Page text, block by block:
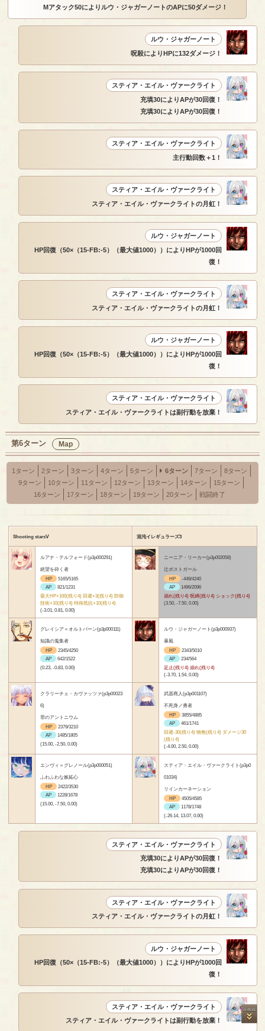
Mアタック50によりルウ・ジャガーノートのAPに50ダメージ！
ルウ・ジャガーノート
呪殺によりHPに132ダメージ！
スティア・エイル・ヴァークライト
充填30によりAPが30回復！
充填30によりAPが30回復！
スティア・エイル・ヴァークライト
主行動回数＋1！
スティア・エイル・ヴァークライト
スティア・エイル・ヴァークライトの月虹！
ルウ・ジャガーノート
HP回復（50×（15-FB:-5）（最大値1000））によりHPが1000回
復！
スティア・エイル・ヴァークライト
スティア・エイル・ヴァークライトの月虹！
ルウ・ジャガーノート
HP回復（50×（15-FB:-5）（最大値1000））によりHPが1000回
復！
スティア・エイル・ヴァークライト
スティア・エイル・ヴァークライトは副行動を放棄！
第6ターン Map
1ターン 2ターン 3ターン 4ターン 5ターン 6ターン 7ターン
8ターン
9ターン
10ターン 11ターン 12ターン 13ターン 14ターン
15ターン
16ターン
17ターン 18ターン 19ターン 20ターン 戦闘終了
Shooting starsⅤ 混沌イレギュラーズ3
ルアナ・テルフォード(p3p000291)
絶望を砕く者
HP
5165/5165
AP
821/1231
最大HP+100(残り4) 回避+3(残り4) 防御
技術+10(残り4) 特殊抵抗+10(残り4)
(-3.01, 0.81, 0.00)
ニーニア・リーカー(p3p002058)
辻ポストガール
HP
-449/4240
AP
1496/2096
崩れ(残り4) 呪縛(残り4) ショック(残り4)
(3.50, -7.50, 0.00)
グレイシア＝オルトバーン(p3p000111)
知識の蒐集者
HP
2345/4250
AP
642/1522
(0.23, -0.83, 0.00)
ルウ・ジャガーノート(p3p000937)
暴風
HP
2343/5010
AP
234/564
足止(残り4) 崩れ(残り4)
(-3.70, 1.54, 0.00)
クラリーチェ・カヴァッツァ(p3p00023
6)
罪のアントニウム
HP
2379/3210
AP
1485/1805
(15.00, -2.50, 0.00)
武器商人(p3p001107)
不死身ノ勇者
HP
3855/4885
AP
461/1741
回避-30(残り4) 物無(残り4) ダメージ30
(残り4)
(-4.00, 2.50, 0.00)
エンヴィ＝グレノール(p3p000051)
ふわふわな嫉妬心
HP
2422/3530
AP
1228/1678
(15.00, -7.50, 0.00)
スティア・エイル・ヴァークライト(p3p0
01034)
リインカーネーション
HP
4505/4585
AP
1178/1748
(-26.14, 13.07, 0.00)
スティア・エイル・ヴァークライト
充填30によりAPが30回復！
充填30によりAPが30回復！
スティア・エイル・ヴァークライト
スティア・エイル・ヴァークライトの月虹！
ルウ・ジャガーノート
HP回復（50×（15-FB:-5）（最大値1000））によりHPが1000回
復！
スティア・エイル・ヴァークライト
スティア・エイル・ヴァークライトは副行動を放棄！